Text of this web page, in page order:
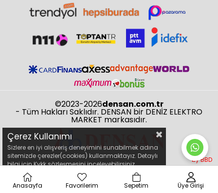
©2023-2026densan.com.tr
- Tüm Hakları Saklıdır. DENSAN bir DENİZ ELEKTRO
MARKET markasıdır.
by BBD
Çerez Kullanımı
Sizlere en iyi alışveriş deneyimini sunabilmek adına
sitemizde çerezler(cookies) kullanmaktayız. Detaylı
bilgi için Kvkk sözleşmesini inceleyebilirsiniz.
Anasayfa Favorilerim Sepetim Üye Girişi